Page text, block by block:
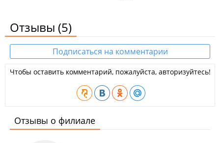
Отзывы (5)
Подписаться на комментарии
Чтобы оставить комментарий, пожалуйста, авторизуйтесь!
Отзывы о филиале